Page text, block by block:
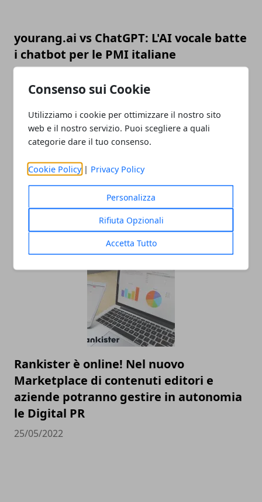
Consenso sui Cookie
Utilizziamo i cookie per ottimizzare il nostro sito
web e il nostro servizio. Puoi scegliere a quali
categorie dare il tuo consenso.
Cookie Policy | Privacy Policy
Personalizza
Rifiuta Opzionali
Accetta Tutto
yourang.ai vs ChatGPT: L'AI vocale batte
i chatbot per le PMI italiane
Cuborio: il primo CMS italiano per
eCommerce B2B e non solo
Rankister è online! Nel nuovo
Marketplace di contenuti editori e
aziende potranno gestire in autonomia
le Digital PR
25/05/2022